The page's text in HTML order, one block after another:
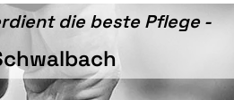
die beste Pflege -